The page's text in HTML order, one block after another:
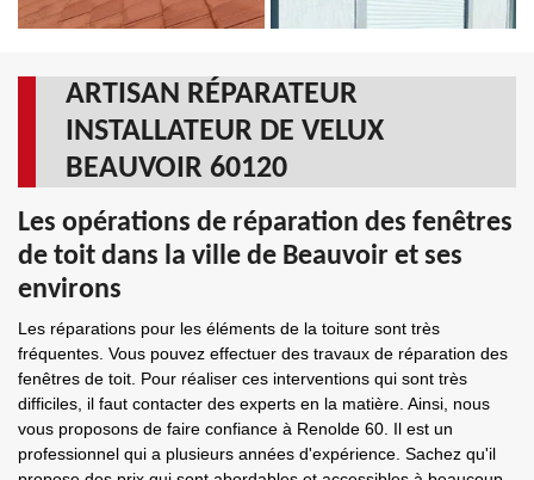
ARTISAN RÉPARATEUR
INSTALLATEUR DE VELUX
BEAUVOIR 60120
Les opérations de réparation des fenêtres
de toit dans la ville de Beauvoir et ses
environs
Les réparations pour les éléments de la toiture sont très
fréquentes. Vous pouvez effectuer des travaux de réparation des
fenêtres de toit. Pour réaliser ces interventions qui sont très
difficiles, il faut contacter des experts en la matière. Ainsi, nous
vous proposons de faire confiance à Renolde 60. Il est un
professionnel qui a plusieurs années d'expérience. Sachez qu'il